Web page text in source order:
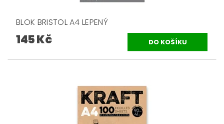
BLOK BRISTOL A4 LEPENÝ
145 Kč